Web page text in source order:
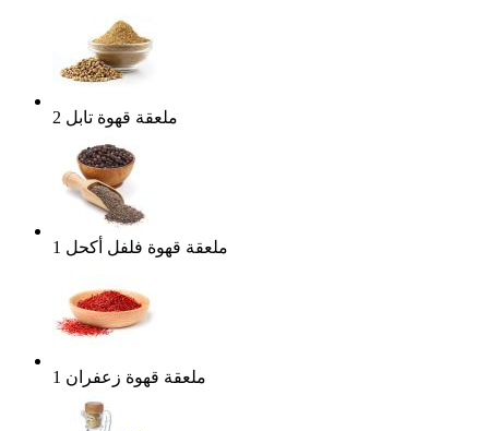
2 ملعقة قهوة تابل
1 ملعقة قهوة فلفل أكحل
1 ملعقة قهوة زعفران